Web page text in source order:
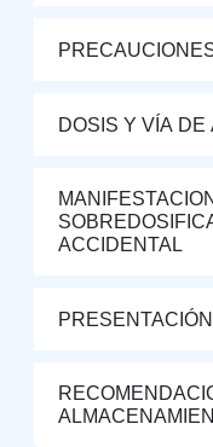
DOSIS Y VÍA DE
ACCIDENTAL
PRESENTACIÓN